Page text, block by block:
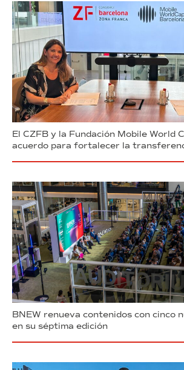
El CZFB y la Fundación Mobile World
acuerdo para fortalecer la
BNEW renueva contenidos con cinco
en su séptima edición